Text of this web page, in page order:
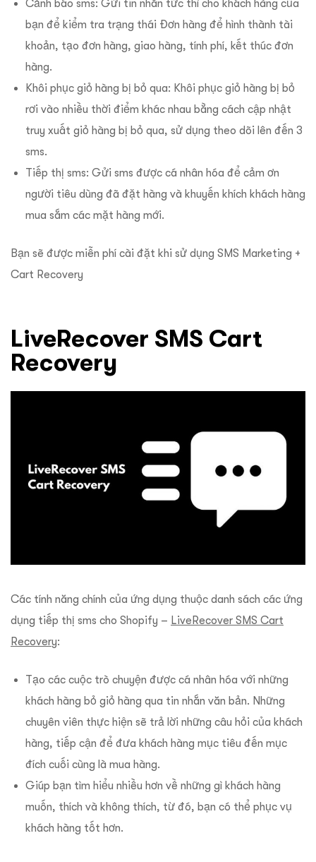
Cảnh báo sms: Gửi tin nhắn tức thì cho khách hàng của
bạn để kiểm tra trạng thái Đơn hàng để hình thành tài
khoản, tạo đơn hàng, giao hàng, tính phí, kết thúc đơn
hàng.
Khôi phục giỏ hàng bị bỏ qua: Khôi phục giỏ hàng bị bỏ
rơi vào nhiều thời điểm khác nhau bằng cách cập nhật
truy xuất giỏ hàng bị bỏ qua, sử dụng theo dõi lên đến 3
sms.
Tiếp thị sms: Gửi sms được cá nhân hóa để cảm ơn
người tiêu dùng đã đặt hàng và khuyến khích khách hàng
mua sắm các mặt hàng mới.
Bạn sẽ được miễn phí cài đặt khi sử dụng SMS Marketing +
Cart Recovery
LiveRecover SMS Cart
Recovery
Các tính năng chính của ứng dụng thuộc danh sách các ứng
dụng tiếp thị sms cho Shopify – LiveRecover SMS Cart
Recovery:
Tạo các cuộc trò chuyện được cá nhân hóa với những
khách hàng bỏ giỏ hàng qua tin nhắn văn bản. Những
chuyên viên thực hiện sẽ trả lời những câu hỏi của khách
hàng, tiếp cận để đưa khách hàng mục tiêu đến mục
đích cuối cùng là mua hàng.
Giúp bạn tìm hiểu nhiều hơn về những gì khách hàng
muốn, thích và không thích, từ đó, bạn có thể phục vụ
khách hàng tốt hơn.